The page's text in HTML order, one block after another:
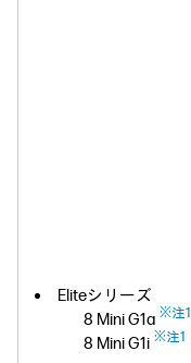
Eliteシリーズ
8 Mini G1a ※注1
8 Mini G1i ※注1